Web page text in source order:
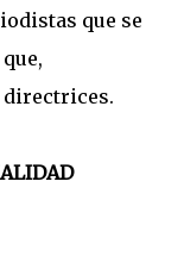
que se
directrices.